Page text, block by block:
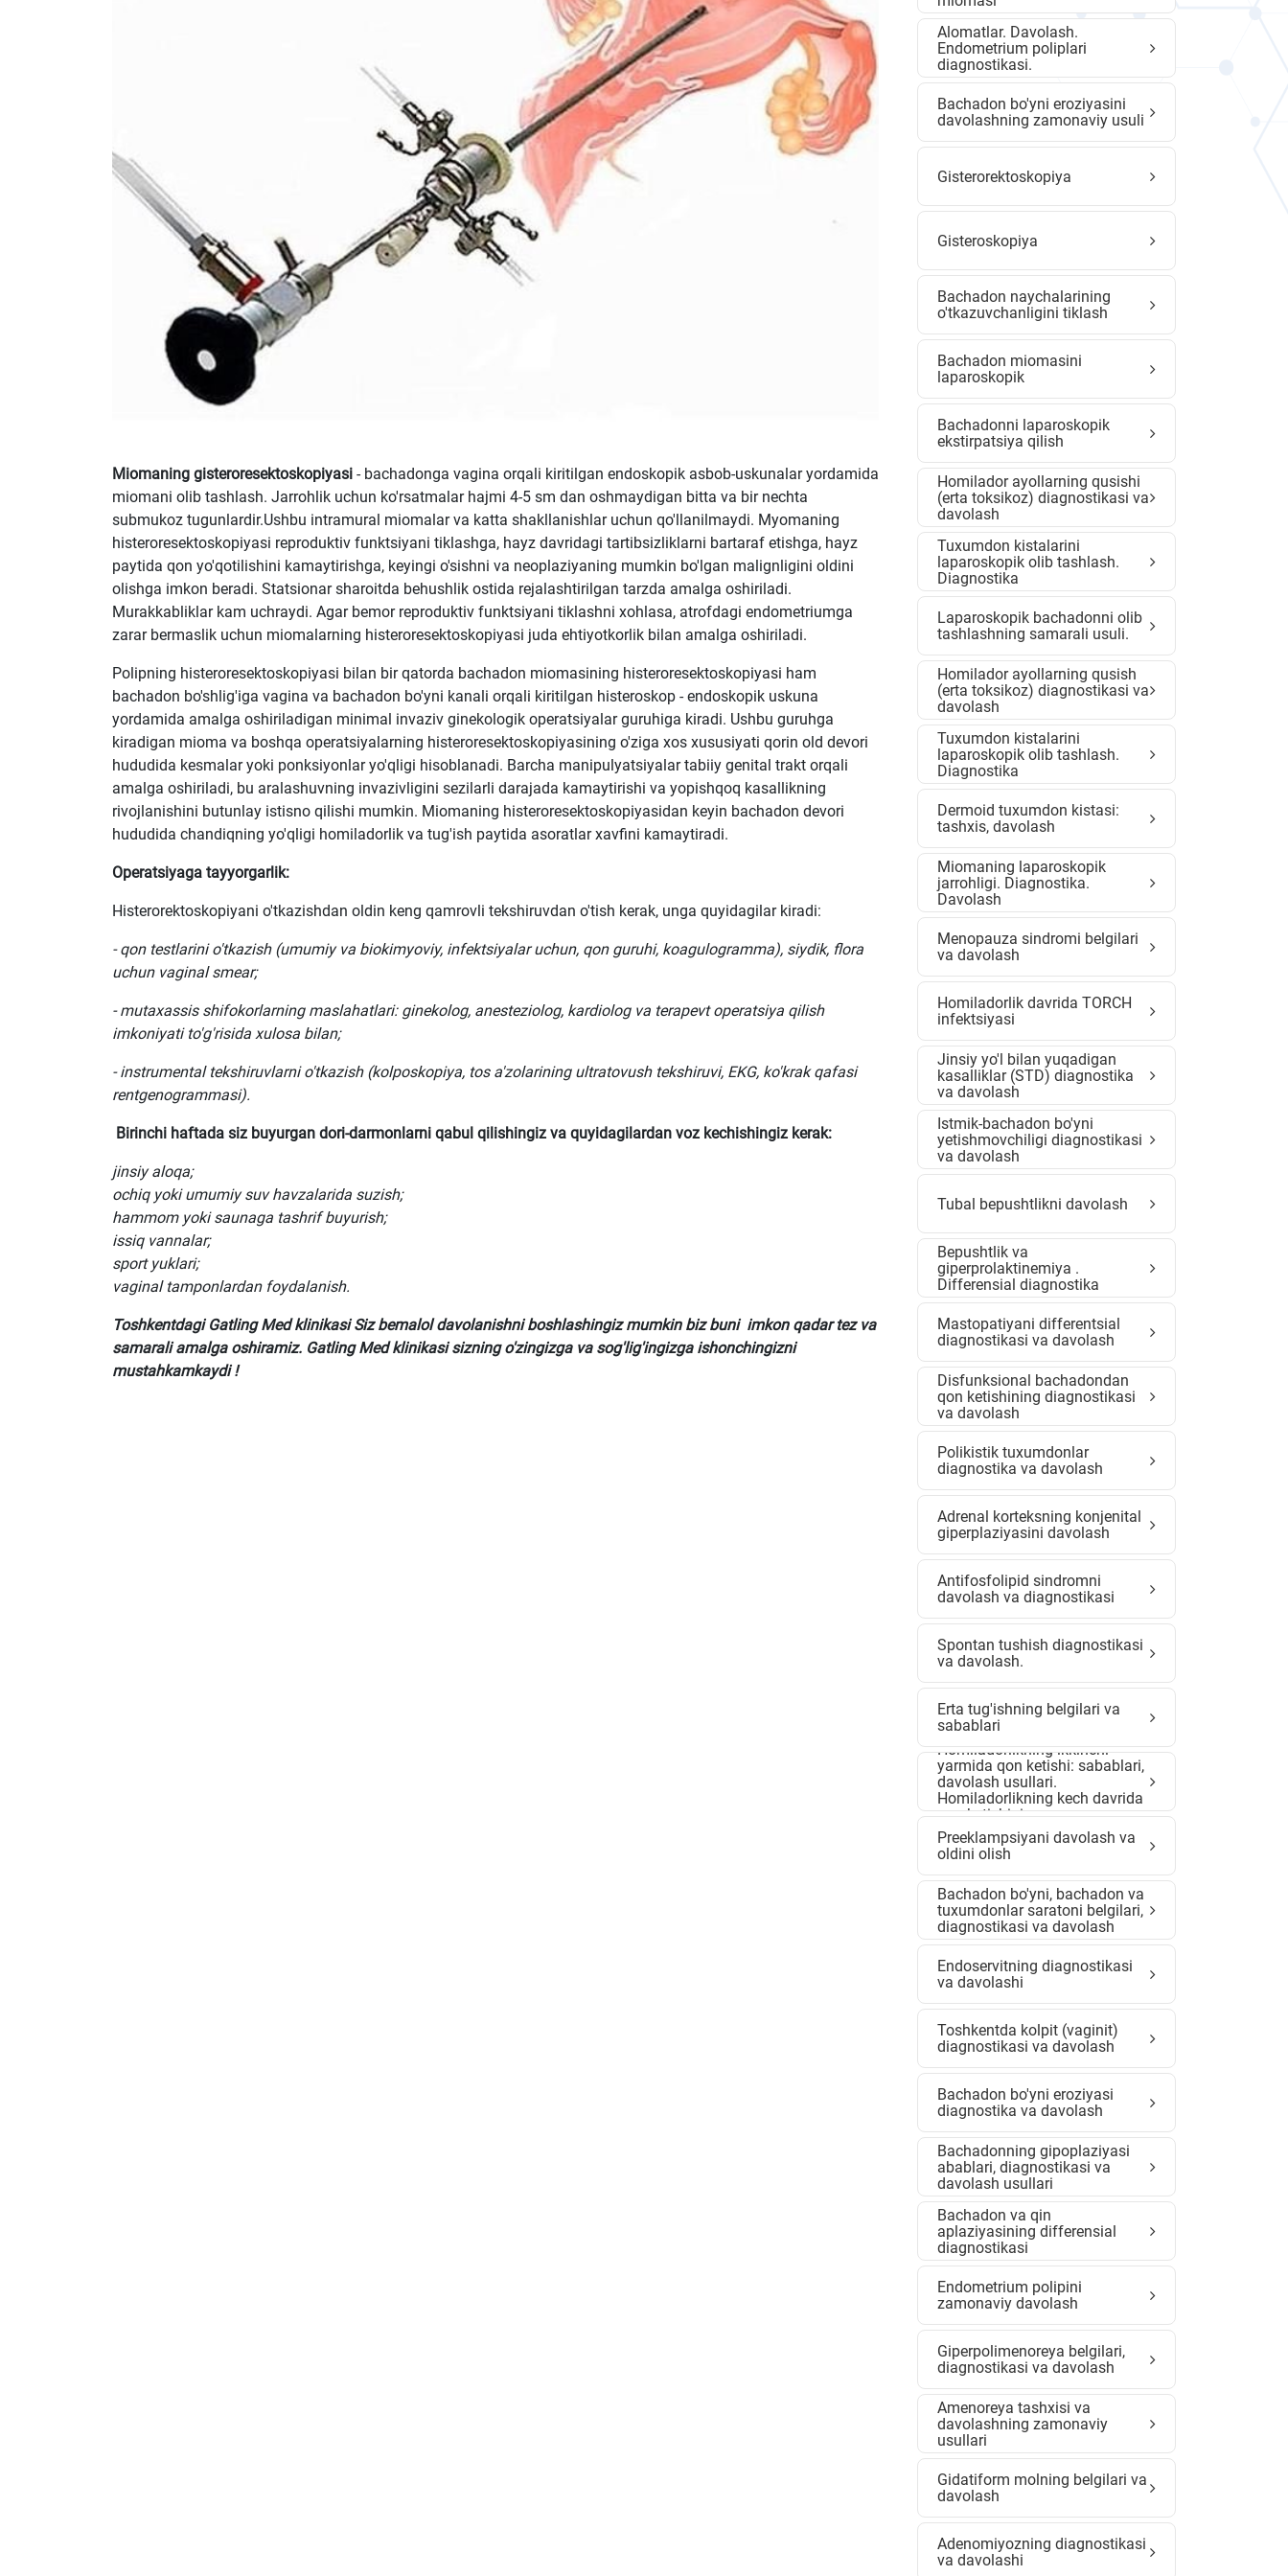
Miomaning gisteroresektoskopiyasi - bachadonga vagina orqali kiritilgan endoskopik asbob-uskunalar yordamida
miomani olib tashlash. Jarrohlik uchun ko'rsatmalar hajmi 4-5 sm dan oshmaydigan bitta va bir nechta
submukoz tugunlardir.Ushbu intramural miomalar va katta shakllanishlar uchun qo'llanilmaydi. Myomaning
histeroresektoskopiyasi reproduktiv funktsiyani tiklashga, hayz davridagi tartibsizliklarni bartaraf etishga, hayz
paytida qon yo'qotilishini kamaytirishga, keyingi o'sishni va neoplaziyaning mumkin bo'lgan malignligini oldini
olishga imkon beradi. Statsionar sharoitda behushlik ostida rejalashtirilgan tarzda amalga oshiriladi.
Murakkabliklar kam uchraydi. Agar bemor reproduktiv funktsiyani tiklashni xohlasa, atrofdagi endometriumga
zarar bermaslik uchun miomalarning histeroresektoskopiyasi juda ehtiyotkorlik bilan amalga oshiriladi.
Polipning histeroresektoskopiyasi bilan bir qatorda bachadon miomasining histeroresektoskopiyasi ham
bachadon bo'shlig'iga vagina va bachadon bo'yni kanali orqali kiritilgan histeroskop - endoskopik uskuna
yordamida amalga oshiriladigan minimal invaziv ginekologik operatsiyalar guruhiga kiradi. Ushbu guruhga
kiradigan mioma va boshqa operatsiyalarning histeroresektoskopiyasining o'ziga xos xususiyati qorin old devori
hududida kesmalar yoki ponksiyonlar yo'qligi hisoblanadi. Barcha manipulyatsiyalar tabiiy genital trakt orqali
amalga oshiriladi, bu aralashuvning invazivligini sezilarli darajada kamaytirishi va yopishqoq kasallikning
rivojlanishini butunlay istisno qilishi mumkin. Miomaning histeroresektoskopiyasidan keyin bachadon devori
hududida chandiqning yo'qligi homiladorlik va tug'ish paytida asoratlar xavfini kamaytiradi.
Operatsiyaga tayyorgarlik:
Histerorektoskopiyani o'tkazishdan oldin keng qamrovli tekshiruvdan o'tish kerak, unga quyidagilar kiradi:
- qon testlarini o'tkazish (umumiy va biokimyoviy, infektsiyalar uchun, qon guruhi, koagulogramma), siydik, flora
uchun vaginal smear;
- mutaxassis shifokorlarning maslahatlari: ginekolog, anesteziolog, kardiolog va terapevt operatsiya qilish
imkoniyati to'g'risida xulosa bilan;
- instrumental tekshiruvlarni o'tkazish (kolposkopiya, tos a'zolarining ultratovush tekshiruvi, EKG, ko'krak qafasi
rentgenogrammasi).
Birinchi haftada siz buyurgan dori-darmonlarni qabul qilishingiz va quyidagilardan voz kechishingiz kerak:
jinsiy aloqa;
ochiq yoki umumiy suv havzalarida suzish;
hammom yoki saunaga tashrif buyurish;
issiq vannalar;
sport yuklari;
vaginal tamponlardan foydalanish.
Toshkentdagi Gatling Med klinikasi Siz bemalol davolanishni boshlashingiz mumkin biz buni imkon qadar tez va
samarali amalga oshiramiz. Gatling Med klinikasi sizning o'zingizga va sog'lig'ingizga ishonchingizni
mustahkamkaydi !
Alomatlar. Davolash.
Endometrium poliplari
diagnostikasi.
Bachadon bo'yni eroziyasini
davolashning zamonaviy usuli
Gisterorektoskopiya
Gisteroskopiya
Bachadon naychalarining
o'tkazuvchanligini tiklash
Bachadon miomasini
laparoskopik
Bachadonni laparoskopik
ekstirpatsiya qilish
Homilador ayollarning qusishi
(erta toksikoz) diagnostikasi va
davolash
Tuxumdon kistalarini
laparoskopik olib tashlash.
Diagnostika
Laparoskopik bachadonni olib
tashlashning samarali usuli.
Homilador ayollarning qusish
(erta toksikoz) diagnostikasi va
davolash
Tuxumdon kistalarini
laparoskopik olib tashlash.
Diagnostika
Dermoid tuxumdon kistasi:
tashxis, davolash
Miomaning laparoskopik
jarrohligi. Diagnostika.
Davolash
Menopauza sindromi belgilari
va davolash
Homiladorlik davrida TORCH
infektsiyasi
Jinsiy yo'l bilan yuqadigan
kasalliklar (STD) diagnostika
va davolash
Istmik-bachadon bo'yni
yetishmovchiligi diagnostikasi
va davolash
Tubal bepushtlikni davolash
Bepushtlik va
giperprolaktinemiya .
Differensial diagnostika
Mastopatiyani differentsial
diagnostikasi va davolash
Disfunksional bachadondan
qon ketishining diagnostikasi
va davolash
Polikistik tuxumdonlar
diagnostika va davolash
Adrenal korteksning konjenital
giperplaziyasini davolash
Antifosfolipid sindromni
davolash va diagnostikasi
Spontan tushish diagnostikasi
va davolash.
Erta tug'ishning belgilari va
sabablari
Homiladorlikning ikkinchi
yarmida qon ketishi: sabablari,
davolash usullari.
Homiladorlikning kech davrida
qon ketishining prognoz
Preeklampsiyani davolash va
oldini olish
Bachadon bo'yni, bachadon va
tuxumdonlar saratoni belgilari,
diagnostikasi va davolash
Endoservitning diagnostikasi
va davolashi
Toshkentda kolpit (vaginit)
diagnostikasi va davolash
Bachadon bo'yni eroziyasi
diagnostika va davolash
Bachadonning gipoplaziyasi
abablari, diagnostikasi va
davolash usullari
Bachadon va qin
aplaziyasining differensial
diagnostikasi
Endometrium polipini
zamonaviy davolash
Giperpolimenoreya belgilari,
diagnostikasi va davolash
Amenoreya tashxisi va
davolashning zamonaviy
usullari
Gidatiform molning belgilari va
davolash
Adenomiyozning diagnostikasi
va davolashi